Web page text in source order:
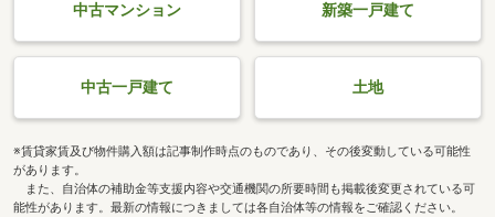
中古マンション 新築一戸建て
中古一戸建て 土地
※賃貸家賃及び物件購入額は記事制作時点のものであり、その後変動している可能性
があります。
また、自治体の補助金等支援内容や交通機関の所要時間も掲載後変更されている可
能性があります。最新の情報につきましては各自治体等の情報をご確認ください。